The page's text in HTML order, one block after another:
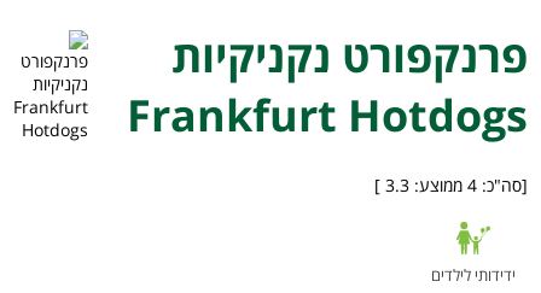
פרנקפורט נקניקיות
Frankfurt Hotdogs
[סה"כ: 4 ממוצע: 3.3
]
ידידותי לילדים